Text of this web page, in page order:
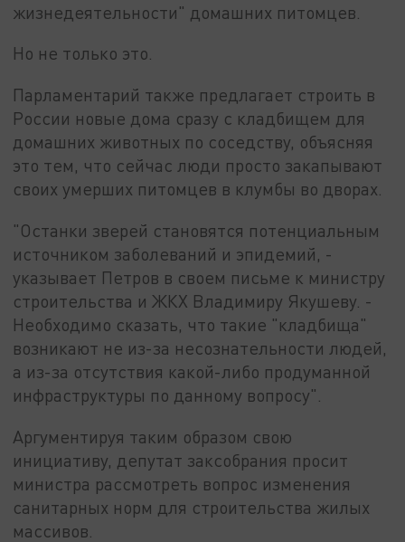
жизнедеятельности" домашних питомцев.
Но не только это.
Парламентарий также предлагает строить в
России новые дома сразу с кладбищем для
домашних животных по соседству, объясняя
это тем, что сейчас люди просто закапывают
своих умерших питомцев в клумбы во дворах.
"Останки зверей становятся потенциальным
источником заболеваний и эпидемий, -
указывает Петров в своем письме к министру
строительства и ЖКХ Владимиру Якушеву. -
Необходимо сказать, что такие "кладбища"
возникают не из-за несознательности людей,
а из-за отсутствия какой-либо продуманной
инфраструктуры по данному вопросу".
Аргументируя таким образом свою
инициативу, депутат заксобрания просит
министра рассмотреть вопрос изменения
санитарных норм для строительства жилых
массивов.